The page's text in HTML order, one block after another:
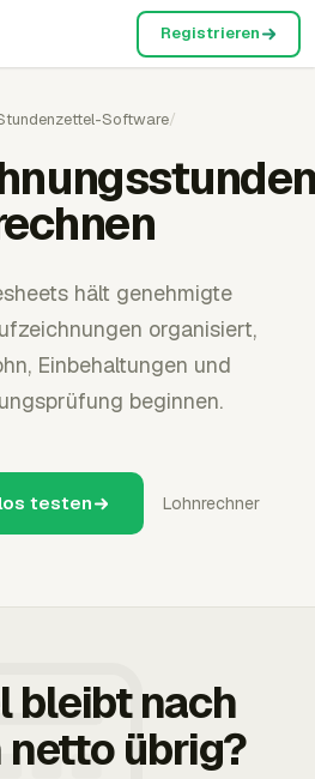
Registrieren
Software/
hält genehmigte
organisiert,
Einbehaltungen und
beginnen.
testen Lohnrechner
bleibt nach
übrig?